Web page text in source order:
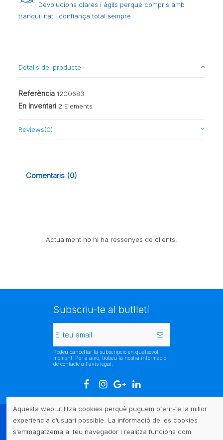
Devolucions clares i àgils perquè compris amb
tranquil·litat i confiança total sempre
Detalls del producte
Referència 1200683
En inventari 2 Elements
Reviews(0)
Comentaris (0)
Actualment no hi ha ressenyes de clients.
Subscriu-te al butlletí
Podeu cancel·lar la subscripció en qualsevol
moment. Per a això, trobeu la nostra informació
de contacte a l'avís legal.
Atenció al client
Aquesta web utilitza cookies perquè puguem oferir-te la millor
experiència d’usuari possible. La informació de les cookies
s’emmagatzema al teu navegador i realitza funcions com